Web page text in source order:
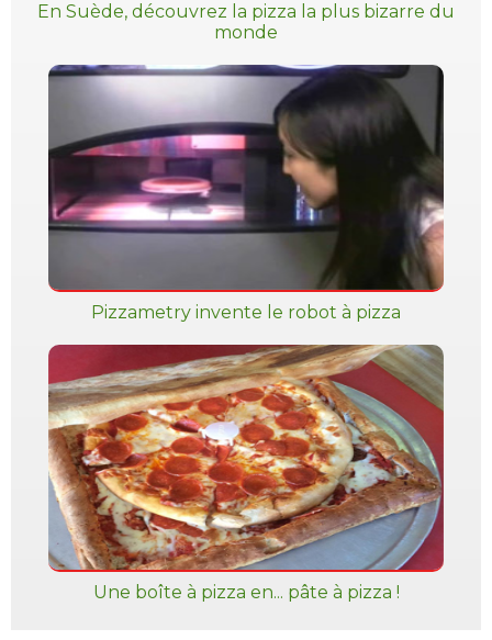
En Suède, découvrez la pizza la plus bizarre du
monde
Pizzametry invente le robot à pizza
Une boîte à pizza en... pâte à pizza !